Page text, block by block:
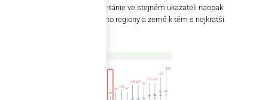
Švýcarsko, Belgie nebo Velká Británie ve stejném ukazateli naopak
reportují pokles. Zároveň patří tyto regiony a země k těm s nejkratší